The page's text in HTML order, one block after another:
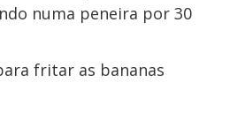
numa peneira por 30
fritar as bananas